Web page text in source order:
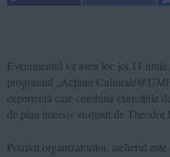
Evenimentul va avea loc joi,11
programul „Acțiuni
experiență care combină exercițiile
de pian imersiv susținut de Theodor
Potrivit organizatorilor, atelierul